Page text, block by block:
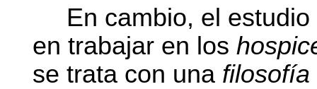
En cambio, el
en trabajar en los
se trata con una filosofía